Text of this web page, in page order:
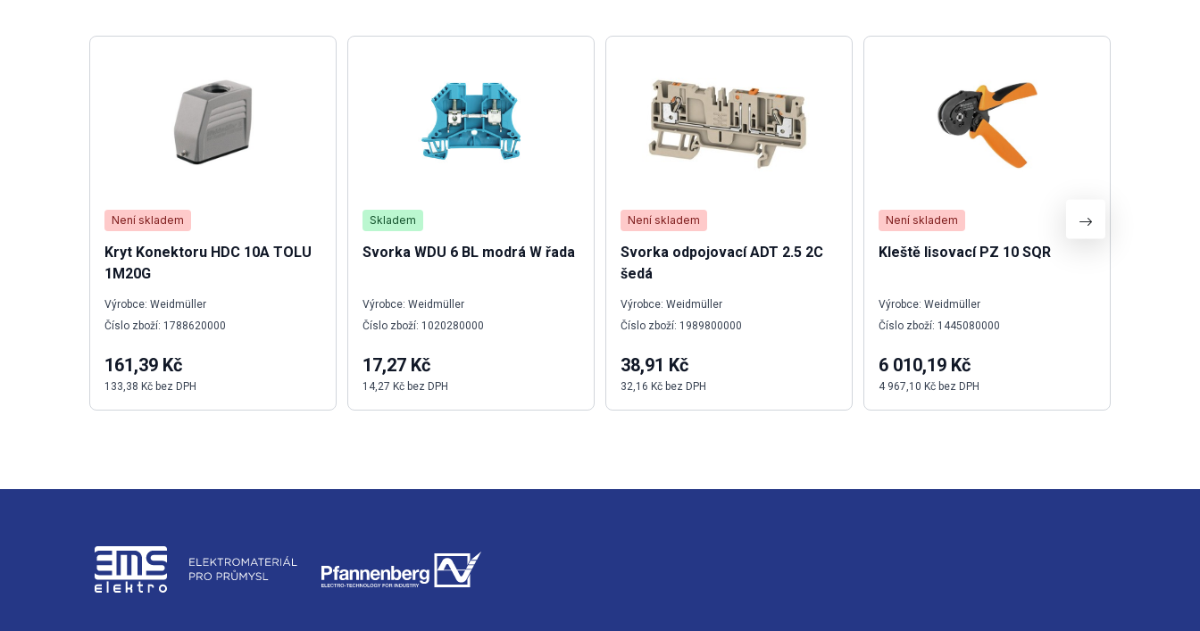
Není skladem
Kryt Konektoru HDC 10A TOLU
1M20G
Výrobce: Weidmüller
Číslo zboží: 1788620000
161,39 Kč
133,38 Kč bez DPH
Skladem
Svorka WDU 6 BL modrá W řada
Výrobce: Weidmüller
Číslo zboží: 1020280000
17,27 Kč
14,27 Kč bez DPH
Není skladem
Svorka odpojovací ADT 2.5 2C
šedá
Výrobce: Weidmüller
Číslo zboží: 1989800000
38,91 Kč
32,16 Kč bez DPH
Není skladem
Kleště lisovací PZ 10 SQR
Výrobce: Weidmüller
Číslo zboží: 1445080000
6 010,19 Kč
4 967,10 Kč bez DPH